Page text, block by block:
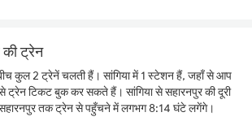
की ट्रेन
कुल 2 ट्रेनें चलती हैं। सांगिया में 1 स्टेशन हैं, जहाँ से आप
ट्रेन टिकट बुक कर सकते हैं। सांगिया से सहारनपुर की दूरी
सहारनपुर तक ट्रेन से पहुँचने में लगभग 8:14 घंटे लगेंगे।